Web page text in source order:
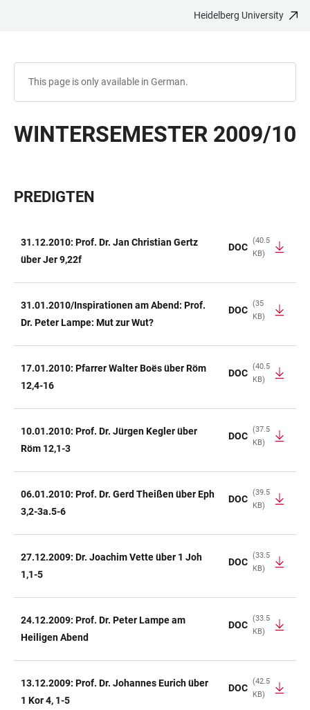
Heidelberg University
This page is only available in German.
WINTERSEMESTER 2009/10
PREDIGTEN
TABLE
31.12.2010: Prof. Dr. Jan Christian Gertz
über Jer 9,22f
DOC
(40.5
KB)
31.01.2010/Inspirationen am Abend: Prof.
Dr. Peter Lampe: Mut zur Wut?
DOC
(35
KB)
17.01.2010: Pfarrer Walter Boës über Röm
12,4-16
DOC
(40.5
KB)
10.01.2010: Prof. Dr. Jürgen Kegler über
Röm 12,1-3
DOC
(37.5
KB)
06.01.2010: Prof. Dr. Gerd Theißen über Eph
3,2-3a.5-6
DOC
(39.5
KB)
27.12.2009: Dr. Joachim Vette über 1 Joh
1,1-5
DOC
(33.5
KB)
24.12.2009: Prof. Dr. Peter Lampe am
Heiligen Abend
DOC
(33.5
KB)
13.12.2009: Prof. Dr. Johannes Eurich über
1 Kor 4, 1-5
DOC
(42.5
KB)